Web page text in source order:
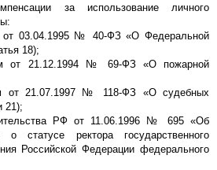
за использование личного
03.04.1995 № 40-ФЗ «О Федеральной
18);
от 21.12.1994 № 69-ФЗ «О пожарной
от 21.07.1997 № 118-ФЗ «О судебных
21);
РФ от 11.06.1996 № 695 «Об
статусе ректора государственного
Российской Федерации федерального